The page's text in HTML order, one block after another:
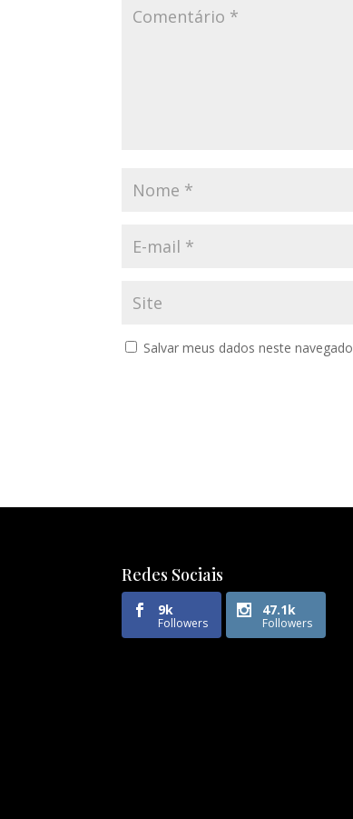
Salvar meus dados neste
Redes Sociais
9k
Followers
47.1k
Followers